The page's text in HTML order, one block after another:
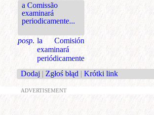
a Comissão
examinará
periodicamente...
posp. la Comisión
examinará
periódicamente
Dodaj | Zgłoś błąd | Krótki link
ADVERTISEMENT